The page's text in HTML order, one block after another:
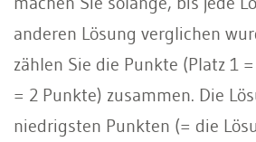
anderen Lösung verglichen
zählen Sie die Punkte (Platz 1
= 2 Punkte) zusammen. Die
niedrigsten Punkten (= die